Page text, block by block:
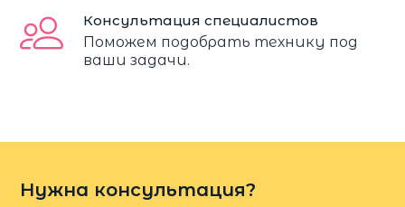
Консультация специалистов
Поможем подобрать технику под
ваши задачи.
Нужна консультация?